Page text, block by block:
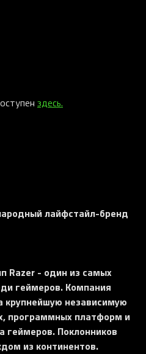
здесь.
лайфстайл-бренд
Razer - один из самых
геймеров. Компания
крупнейшую независимую
программных платформ и
геймеров. Поклонников
из континентов.